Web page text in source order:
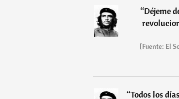
“Déjeme
[Fuente: El
“Todos los